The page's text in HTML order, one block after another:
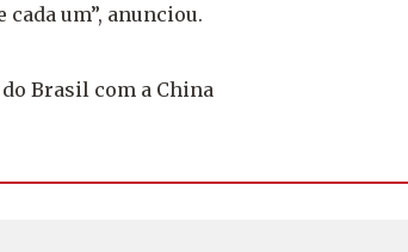
um”, anunciou.
Brasil com a China